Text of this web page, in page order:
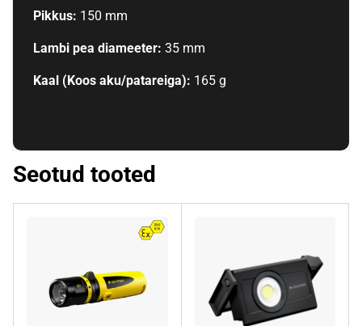
Pikkus: 150 mm
Lambi pea diameeter: 35 mm
Kaal (Koos aku/patareiga): 165 g
Seotud tooted